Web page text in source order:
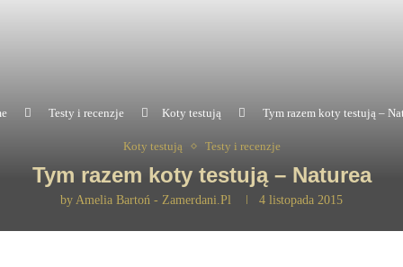
Testy i recenzje Koty testują Tym razem koty testują –
Koty testują Testy i recenzje
Tym razem koty testują – Naturea
by Amelia Bartoń - Zamerdani.pl 4 listopada 2015